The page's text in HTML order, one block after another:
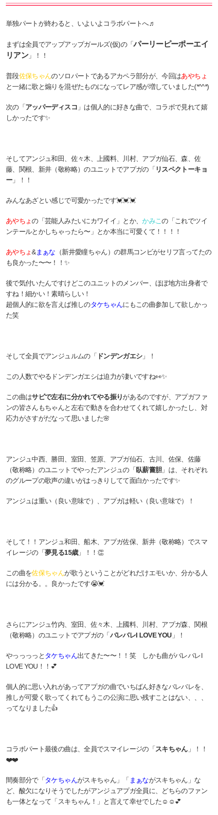
単独パートが終わると、いよいよコラボパートへ♬
まずは全員でアップアップガールズ(仮)の「パーリーピーポーエイ
リアン」！！
普段佐保ちゃんのソロパートであるアカペラ部分が、今回はあやちょ
と一緒に歌と煽りを混ぜたものになってレア感が増していました(*^^*)
次の「 アッパーディスコ 」は個人的に好きな曲で、コラボで見れて嬉
しかったです✨
そしてアンジュ和田、佐々木、上國料、川村、アプガ仙石、森、佐
藤、関根、新井（敬称略）のユニットでアプガの「 リスペクトーキョ
ー」！！
みんなあざとい感じで可愛かったです💓💓💓
あやちょの「芸能人みたいにカワイイ」とか、かみこの「これでツイ
ンテールとかしちゃったら〜」とか本当に可愛くて！！！！
あやちょ&まぁな （新井愛瞳ちゃん） の群馬コンビがセリフ言ってたの
も良かった〜〜！！✨
後で気付いたんですけどこのユニットのメンバー、ほぼ地方出身者で
すね！細かい！素晴らしい！
超個人的に欲を言えば推しのタケちゃんにもこの曲参加して欲しかっ
た笑
そして全員でアンジュルムの「 ドンデンガエシ」！
この人数でやるドンデンガエシは迫力が凄いですね👀✨
この曲はサビで左右に分かれてやる振りがあるのですが、アプガファ
ンの皆さんもちゃんと左右で動きを合わせてくれて嬉しかったし、対
応力がさすがだなって思いました🌸
アンジュ中西、勝田、室田、笠原、アプガ仙石、古川、佐保、佐藤
（敬称略）のユニットでやったアンジュの「 臥薪嘗胆」は、それぞれ
のグループの歌声の違いがはっきりしてて面白かったです✨
アンジュは重い（良い意味で）、アプガは軽い（良い意味で）！
そして！！アンジュ和田、船木、アプガ佐保、新井（敬称略）でスマ
イレージの「夢見る15歳」！！👏
この曲を佐保ちゃんが歌うということがどれだけエモいか、分かる人
には分かる。。良かったです😭💓
さらにアンジュ竹内、室田、佐々木、上國料、川村、アプガ森、関根
（敬称略）のユニットでアプガの「 バレバレI LOVE YOU」！
やっっっっと タケちゃん出てきた〜〜！！笑 しかも曲がバレバレI
LOVE YOU！！💕
個人的に思い入れがあってアプガの曲でいちばん好きなバレバレを、
推しが可愛く歌ってくれてもうこの公演に思い残すことはない、、、
ってなりました👍
コラボパート最後の曲は、全員でスマイレージの「 スキちゃん」！！
❤️❤️
間奏部分で「 タケちゃんがスキちゃん」「 まぁながスキちゃん」な
ど、酸欠になりそうでしたがアンジュアプガ全員に、どちらのファン
も一体となって「スキちゃん！」と言えて幸せでした☺️☺️💕